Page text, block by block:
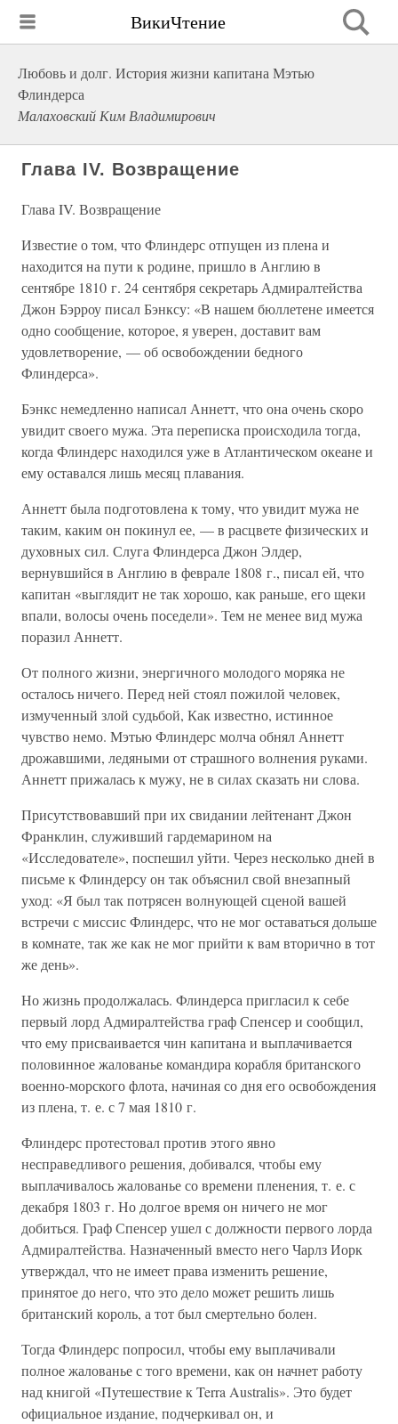
ВикиЧтение
Любовь и долг. История жизни капитана Мэтью
Флиндерса
Малаховский Ким Владимирович
Глава IV. Возвращение
Глава IV. Возвращение
Известие о том, что Флиндерс отпущен из плена и
находится на пути к родине, пришло в Англию в
сентябре 1810 г. 24 сентября секретарь Адмиралтейства
Джон Бэрроу писал Бэнксу: «В нашем бюллетене имеется
одно сообщение, которое, я уверен, доставит вам
удовлетворение, — об освобождении бедного
Флиндерса».
Бэнкс немедленно написал Аннетт, что она очень скоро
увидит своего мужа. Эта переписка происходила тогда,
когда Флиндерс находился уже в Атлантическом океане и
ему оставался лишь месяц плавания.
Аннетт была подготовлена к тому, что увидит мужа не
таким, каким он покинул ее, — в расцвете физических и
духовных сил. Слуга Флиндерса Джон Элдер,
вернувшийся в Англию в феврале 1808 г., писал ей, что
капитан «выглядит не так хорошо, как раньше, его щеки
впали, волосы очень поседели». Тем не менее вид мужа
поразил Аннетт.
От полного жизни, энергичного молодого моряка не
осталось ничего. Перед ней стоял пожилой человек,
измученный злой судьбой, Как известно, истинное
чувство немо. Мэтью Флиндерс молча обнял Аннетт
дрожавшими, ледяными от страшного волнения руками.
Аннетт прижалась к мужу, не в силах сказать ни слова.
Присутствовавший при их свидании лейтенант Джон
Франклин, служивший гардемарином на
«Исследователе», поспешил уйти. Через несколько дней в
письме к Флиндерсу он так объяснил свой внезапный
уход: «Я был так потрясен волнующей сценой вашей
встречи с миссис Флиндерс, что не мог оставаться дольше
в комнате, так же как не мог прийти к вам вторично в тот
же день».
Но жизнь продолжалась. Флиндерса пригласил к себе
первый лорд Адмиралтейства граф Спенсер и сообщил,
что ему присваивается чин капитана и выплачивается
половинное жалованье командира корабля британского
военно-морского флота, начиная со дня его освобождения
из плена, т. е. с 7 мая 1810 г.
Флиндерс протестовал против этого явно
несправедливого решения, добивался, чтобы ему
выплачивалось жалованье со времени пленения, т. е. с
декабря 1803 г. Но долгое время он ничего не мог
добиться. Граф Спенсер ушел с должности первого лорда
Адмиралтейства. Назначенный вместо него Чарлз Иорк
утверждал, что не имеет права изменить решение,
принятое до него, что это дело может решить лишь
британский король, а тот был смертельно болен.
Тогда Флиндерс попросил, чтобы ему выплачивали
полное жалованье с того времени, как он начнет работу
над книгой «Путешествие к Terra Australis». Это будет
официальное издание, подчеркивал он, и